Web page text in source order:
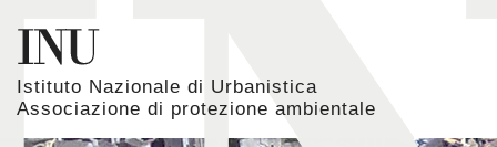
Istituto Nazionale di Urbanistica
Associazione di protezione ambientale